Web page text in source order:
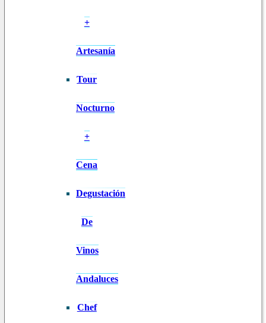
+
Artesanía
Tour
Nocturno
+
Cena
Degustación
De
Vinos
Andaluces
Chef